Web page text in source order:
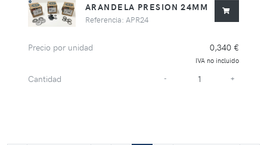
ARANDELA PRESION 24MM
Referencia: APR24
Precio por unidad 0,340 €
IVA no incluido
Cantidad - +